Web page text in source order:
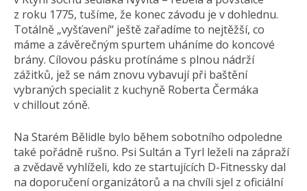
z roku 1775, tušíme, že konec závodu je v dohlednu.
Totálně „vyšťavení“ ještě zařadíme to nejtěžší, co
máme a závěrečným spurtem uháníme do koncové
brány. Cílovou pásku protínáme s plnou nádrží
zážitků, jež se nám znovu vybavují při baštění
vybraných specialit z kuchyně Roberta Čermáka
v chillout zóně.
Na Starém Bělidle bylo během sobotního odpoledne
také pořádně rušno. Psi Sultán a Tyrl leželi na zápraží
a zvědavě vyhlíželi, kdo ze startujících D-Fitnessky dal
na doporučení organizátorů a na chvíli sjel z oficiální